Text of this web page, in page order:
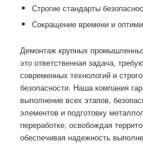
Строгие стандарты
Сокращение времени и
Демонтаж крупных
это ответственная задача,
современных технологий и
безопасности. Наша компания
выполнение всех этапов,
элементов и подготовку
переработке, освобождая
обеспечивая надежность